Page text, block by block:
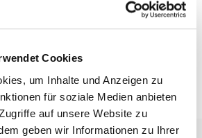
Cookies
um Inhalte und Anzeigen zu
für soziale Medien anbieten
auf unsere Website zu
geben wir Informationen zu Ihrer
zu den Pulverschnee-Revieren gefahren
unser Experten Team >>
Beratung